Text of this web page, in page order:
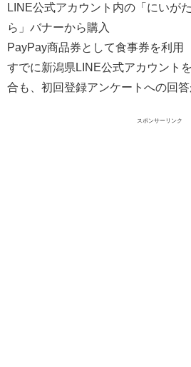
LINE公式アカウント内の「にいが
ら」バナーから購入
PayPay商品券として食事券を利用
すでに新潟県LINE公式アカウント
合も、初回登録アンケートへの回答
スポンサーリンク